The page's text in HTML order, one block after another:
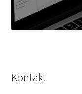
Kontakt